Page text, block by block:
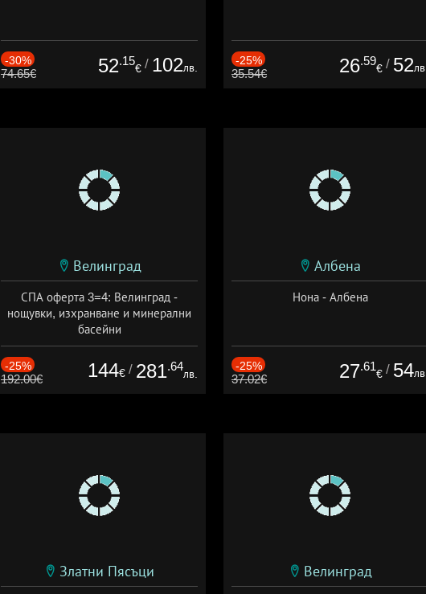
-30%
74.65€ 52.15
€ / 102лв.
-25%
35.54€ 26.59
€ / 52лв.
Велинград
СПА оферта 3=4: Велинград -
нощувки, изхранване и минерални
басейни
Дата: 01.07 - 30.09 + полупансион
-25%
192.00€ 144€ / 281.64
лв.
Албена
Нона - Албена
-25%
37.02€ 27.61
€ / 54лв.
Златни Пясъци Велинград